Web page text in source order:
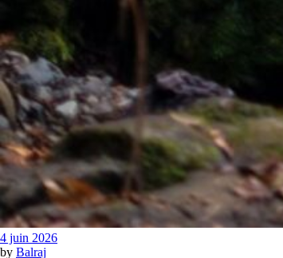
4 juin 2026
by Balraj